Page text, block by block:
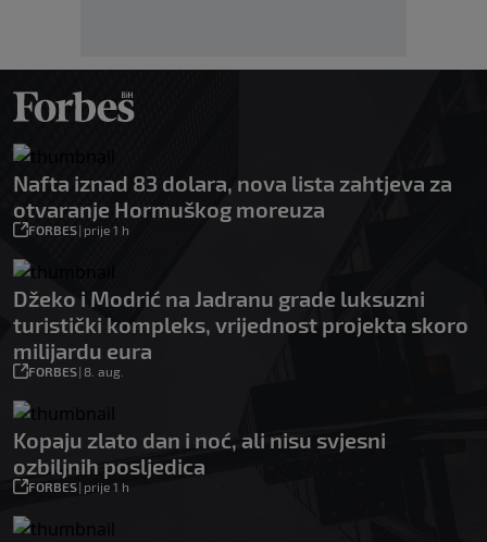
Nafta iznad 83 dolara, nova lista zahtjeva za
otvaranje Hormuškog moreuza
FORBES| prije 1 h
Džeko i Modrić na Jadranu grade luksuzni
turistički kompleks, vrijednost projekta skoro
milijardu eura
FORBES| 8. aug.
Kopaju zlato dan i noć, ali nisu svjesni
ozbiljnih posljedica
FORBES| prije 1 h